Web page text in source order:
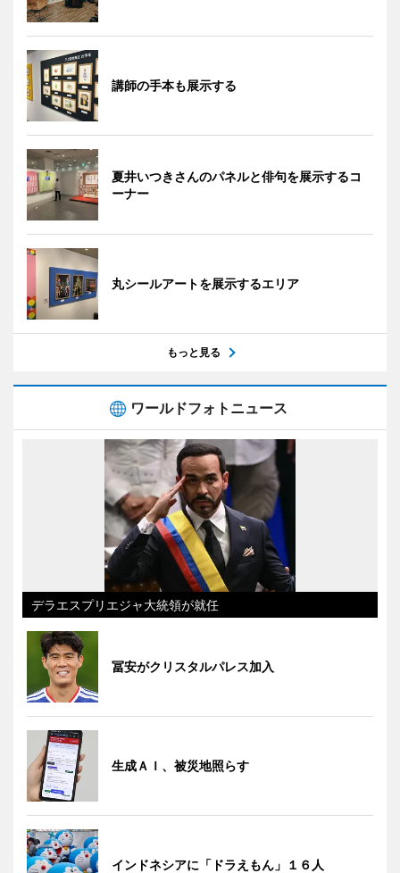
講師の手本も展示する
夏井いつきさんのパネルと俳句を展示するコ
ーナー
丸シールアートを展示するエリア
もっと見る
ワールドフォトニュース
デラエスプリエジャ大統領が就任
冨安がクリスタルパレス加入
生成ＡＩ、被災地照らす
インドネシアに「ドラえもん」１６人